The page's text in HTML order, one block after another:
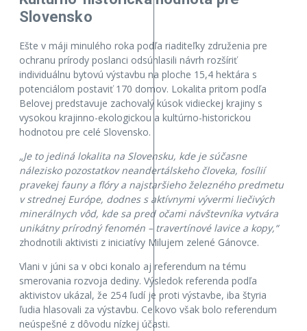
Slovensko
Ešte v máji minulého roka podľa riaditeľky združenia pre
ochranu prírody poslanci odsúhlasili návrh rozšíriť
individuálnu bytovú výstavbu na ploche 15,4 hektára s
potenciálom postaviť 170 domov. Lokalita pritom podľa
Belovej predstavuje zachovalý kúsok vidieckej krajiny s
vysokou krajinno-ekologickou a kultúrno-historickou
hodnotou pre celé Slovensko.
„Je to jediná lokalita na Slovensku, kde je súčasne
nálezisko pozostatkov neandertálskeho človeka, fosílií
pravekej fauny a flóry a najstaršieho železného predmetu
v strednej Európe, dodnes s aktívnymi vývermi liečivých
minerálnych vôd, kde sa pred očami návštevníka vytvára
unikátny prírodný fenomén – travertínové lavice a kopy,“
zhodnotili aktivisti z iniciatívy Milujem zelené Gánovce.
Vlani v júni sa v obci konalo aj referendum na tému
smerovania rozvoja dediny. Výsledok referenda podľa
aktivistov ukázal, že 254 ľudí je proti výstavbe, iba štyria
ľudia hlasovali za výstavbu. Celkovo však bolo referendum
neúspešné z dôvodu nízkej účasti.